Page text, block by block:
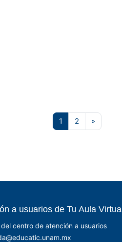
1 Página 1
2 Página 2
»
a usuarios de Tu Aula Virtual
centro de atención a usuarios